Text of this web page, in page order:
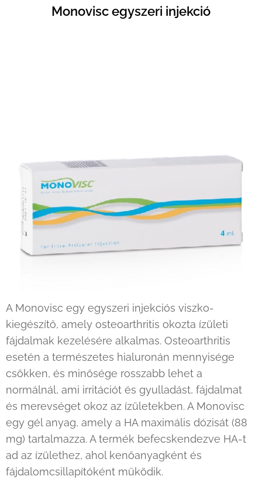
Monovisc egyszeri injekció
A Monovisc egy egyszeri injekciós viszko-
kiegészítő, amely osteoarthritis okozta ízületi
fájdalmak kezelésére alkalmas. Osteoarthritis
esetén a természetes hialuronán mennyisége
csökken, és minősége rosszabb lehet a
normálnál, ami irritációt és gyulladást, fájdalmat
és merevséget okoz az ízületekben. A Monovisc
egy gél anyag, amely a HA maximális dózisát (88
mg) tartalmazza. A termék befecskendezve HA-t
ad az ízülethez, ahol kenőanyagként és
fájdalomcsillapítóként működik.